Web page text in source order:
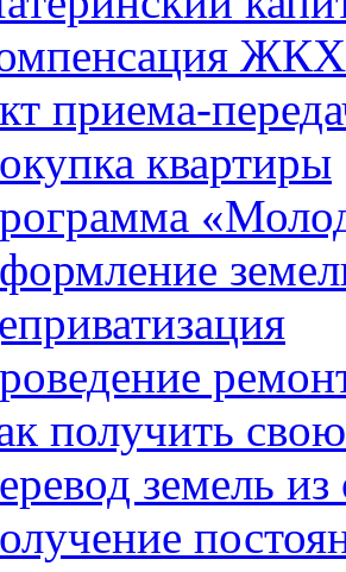
ЖКХ
приема-
квартиры
получить
земель